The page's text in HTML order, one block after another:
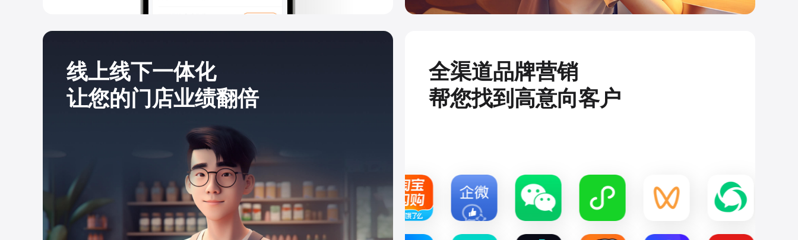
线上线下一体化
让您的门店业绩翻倍
全渠道品牌营销
帮您找到高意向客户